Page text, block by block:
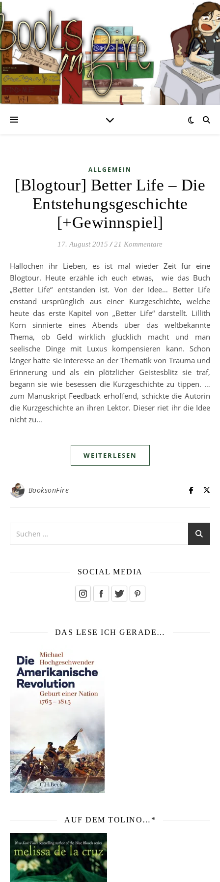
ALLGEMEIN
[Blogtour] Better Life – Die
Entstehungsgeschichte
[+Gewinnspiel]
17. August 2015 / 21 Kommentare
Hallöchen ihr Lieben, es ist mal wieder Zeit für eine
Blogtour. Heute erzähle ich euch etwas, wie das Buch
„Better Life“ entstanden ist. Von der Idee… Better Life
enstand ursprünglich aus einer Kurzgeschichte, welche
heute das erste Kapitel von „Better Life“ darstellt. Lillith
Korn sinnierte eines Abends über das weltbekannte
Thema, ob Geld wirklich glücklich macht und man
seelische Dinge mit Luxus kompensieren kann. Schon
länger hatte sie Interesse an der Thematik von Trauma und
Erinnerung und als ein plötzlicher Geistesblitz sie traf,
begann sie wie besessen die Kurzgeschichte zu tippen. …
zum Manuskript Feedback erhoffend, schickte die Autorin
die Kurzgeschichte an ihren Lektor. Dieser riet ihr die Idee
nicht zu…
WEITERLESEN
BooksonFire
SOCIAL MEDIA
DAS LESE ICH GERADE…
AUF DEM TOLINO…*